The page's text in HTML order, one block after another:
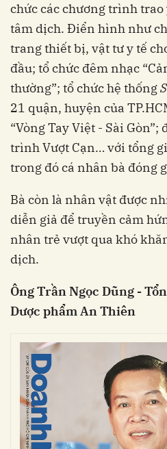
chức các chương trình
tâm dịch. Điển hình như
trang thiết bị, vật tư y tế
đầu; tổ chức đêm nhạc
thường”; tổ chức hệ thống
21 quận, huyện của
“Vòng Tay Việt - Sài
trình Vượt Cạn… với tổng
trong đó cá nhân bà đóng
Bà còn là nhân vật được
diễn giả để truyền cảm
nhân trẻ vượt qua khó
dịch.
Ông Trần Ngọc Dũng -
Dược phẩm An Thiên